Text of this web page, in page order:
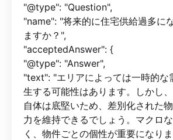
"@type": "Question",
"name": "将来的に住宅供給過多に
ますか？",
"acceptedAnswer": {
"@type": "Answer",
"text": "エリアによっては一時的な
生する可能性はあります。しかし
自体は底堅いため、差別化された
力を維持できるでしょう。マクロ
く、物件ごとの個性が重要になり